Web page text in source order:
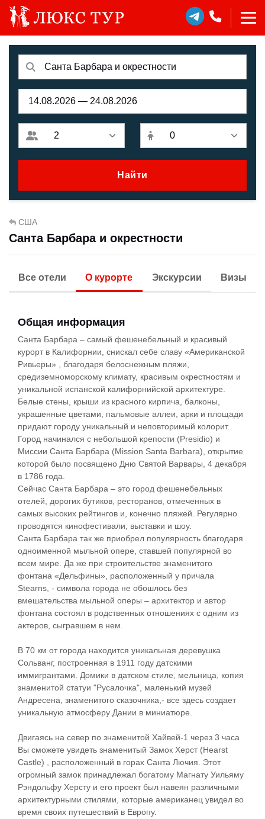
Найти
США
Санта Барбара и окрестности
Все отели О курорте Экскурсии Визы
Общая информация
Санта Барбара – самый фешенебельный и красивый
курорт в Калифорнии, снискал себе славу «Американской
Ривьеры» , благодаря белоснежным пляжи,
средиземноморскому климату, красивым окрестностям и
уникальной испанской калифорнийской архитектуре.
Белые стены, крыши из красного кирпича, балконы,
украшенные цветами, пальмовые аллеи, арки и площади
придают городу уникальный и неповторимый колорит.
Город начинался с небольшой крепости (Presidio) и
Миссии Санта Барбара (Mission Santa Barbara), открытие
которой было посвящено Дню Святой Варвары, 4 декабря
в 1786 года.
Сейчас Санта Барбара – это город фешенебельных
отелей, дорогих бутиков, ресторанов, отмеченных в
самых высоких рейтингов и, конечно пляжей. Регулярно
проводятся кинофестивали, выставки и шоу.
Санта Барбара так же приобрел популярность благодаря
одноименной мыльной опере, ставшей популярной во
всем мире. Да же при строительстве знаменитого
фонтана «Дельфины», расположенный у причала
Stearns, - символа города не обошлось без
вмешательства мыльной оперы – архитектор и автор
фонтана состоял в родственных отношениях с одним из
актеров, сыгравшем в нем.
В 70 км от города находится уникальная деревушка
Сольванг, построенная в 1911 году датскими
иммигрантами. Домики в датском стиле, мельница, копия
знаменитой статуи "Русалочка", маленький музей
Андресена, знаменитого сказочника,- все здесь создает
уникальную атмосферу Дании в миниатюре.
Двигаясь на север по знаменитой Хайвей-1 через 3 часа
Вы сможете увидеть знаменитый Замок Херст (Hearst
Castle) , расположенный в горах Санта Лючия. Этот
огромный замок принадлежал богатому Магнату Уильяму
Рэндольфу Херсту и его проект был навеян различными
архитектурными стилями, которые американец увидел во
время своих путешествий в Европу.